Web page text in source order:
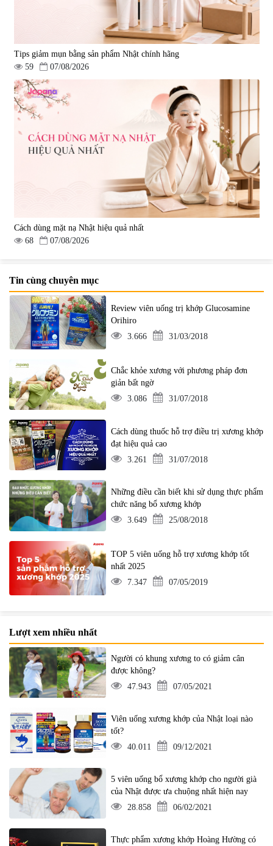
Tips giảm mụn bằng sản phẩm Nhật chính hãng
59
07/08/2026
Cách dùng mặt nạ Nhật hiệu quả nhất
68
07/08/2026
Tin cùng chuyên mục
Review viên uống trị khớp Glucosamine
Orihiro
3.666
31/03/2018
Chắc khỏe xương với phương pháp đơn
giản bất ngờ
3.086
31/07/2018
Cách dùng thuốc hỗ trợ điều trị xương khớp
đạt hiệu quả cao
3.261
31/07/2018
Những điều cần biết khi sử dụng thực phẩm
chức năng bổ xương khớp
3.649
25/08/2018
TOP 5 viên uống hỗ trợ xương khớp tốt
nhất 2025
7.347
07/05/2019
Lượt xem nhiều nhất
Người có khung xương to có giảm cân
được không?
47.943
07/05/2021
Viên uống xương khớp của Nhật loại nào
tốt?
40.011
09/12/2021
5 viên uống bổ xương khớp cho người già
của Nhật được ưa chuộng nhất hiện nay
28.858
06/02/2021
Thực phẩm xương khớp Hoàng Hường có